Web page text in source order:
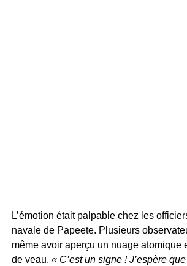
L’émotion était palpable chez les
navale de Papeete. Plusieurs
même avoir aperçu un nuage atomique
de veau. « C’est un signe ! J’espère